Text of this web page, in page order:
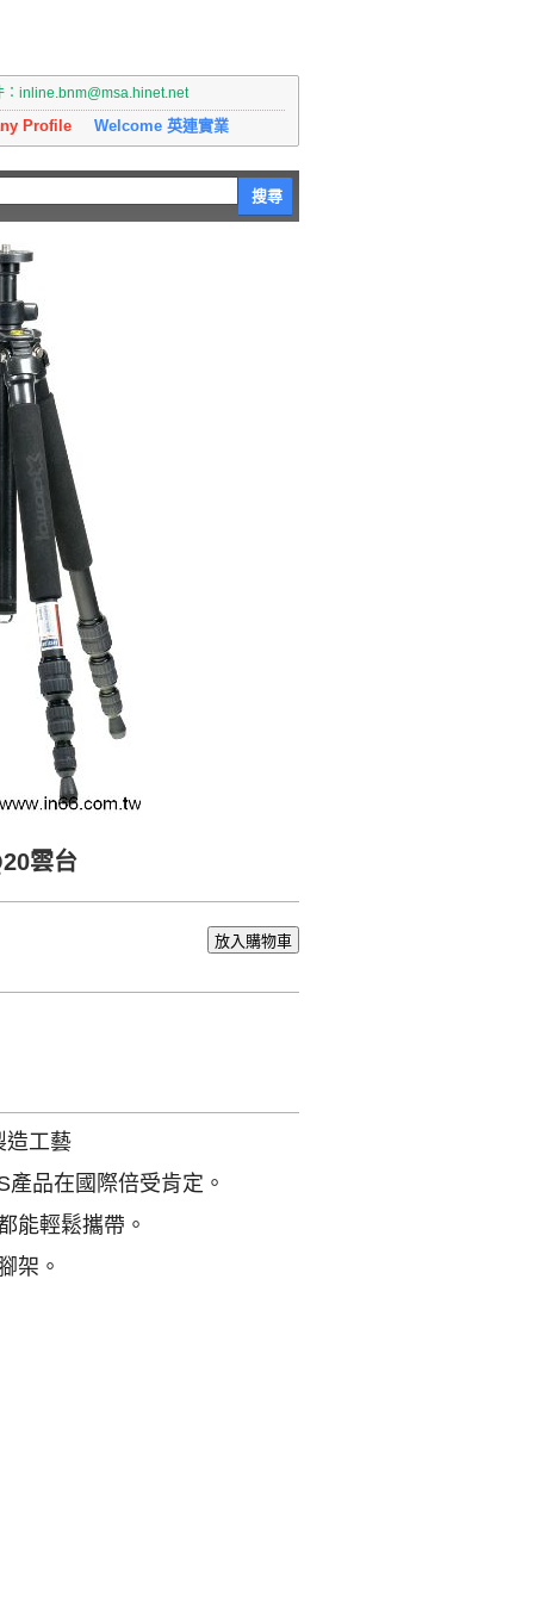
搜尋
：inline.bnm@msa.hinet.net
Profile Welcome 英連實業
雲台
造工藝
品在國際倍受肯定。
能輕鬆攜帶。
架。